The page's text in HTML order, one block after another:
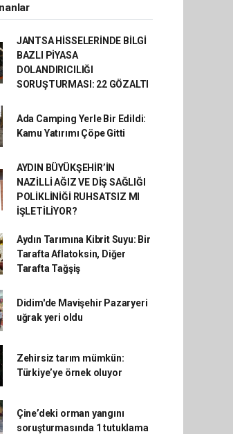
JANTSA HİSSELERİNDE BİLGİ
BAZLI PİYASA
DOLANDIRICILIĞI
SORUŞTURMASI: 22 GÖZALTI
Ada Camping Yerle Bir Edildi:
Kamu Yatırımı Çöpe Gitti
AYDIN BÜYÜKŞEHİR’İN
NAZİLLİ AĞIZ VE DİŞ SAĞLIĞI
POLİKLİNİĞİ RUHSATSIZ MI
İŞLETİLİYOR?
Aydın Tarımına Kibrit Suyu: Bir
Tarafta Aflatoksin, Diğer
Tarafta Tağşiş
Didim'de Mavişehir Pazaryeri
uğrak yeri oldu
Zehirsiz tarım mümkün:
Türkiye’ye örnek oluyor
Çine’deki orman yangını
soruşturmasında 1 tutuklama